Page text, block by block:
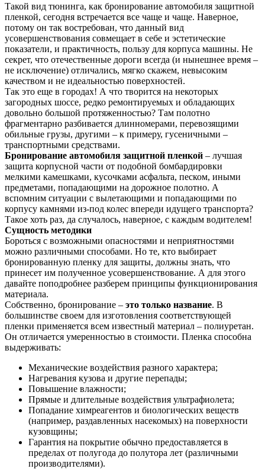
Такой вид тюнинга, как бронирование автомобиля защитной
пленкой, сегодня встречается все чаще и чаще. Наверное,
потому он так востребован, что данный вид
усовершенствования совмещает в себе и эстетические
показатели, и практичность, пользу для корпуса машины. Не
секрет, что отечественные дороги всегда (и нынешнее время –
не исключение) отличались, мягко скажем, невысоким
качеством и не идеальностью поверхностей.
Так это еще в городах! А что творится на некоторых
загородных шоссе, редко ремонтируемых и обладающих
довольно большой протяженностью? Там полотно
фрагментарно разбивается длинномерами, перевозящими
обильные грузы, другими – к примеру, гусеничными –
транспортными средствами.
Бронирование автомобиля защитной пленкой – лучшая
защита корпусной части от подобной бомбардировки
мелкими камешками, кусочками асфальта, песком, иными
предметами, попадающими на дорожное полотно. А
вспомним ситуации с вылетающими и попадающими по
корпусу камнями из-под колес впереди идущего транспорта?
Такое хоть раз, да случалось, наверное, с каждым водителем!
Сущность методики
Бороться с возможными опасностями и неприятностями
можно различными способами. Но те, кто выбирает
бронированную пленку для защиты, должны знать, что
принесет им полученное усовершенствование. А для этого
давайте поподробнее разберем принципы функционирования
материала.
Собственно, бронирование – это только название. В
большинстве своем для изготовления соответствующей
пленки применяется всем известный материал – полиуретан.
Он отличается умеренностью в стоимости. Пленка способна
выдерживать:
Механические воздействия разного характера;
Нагревания кузова и другие перепады;
Повышение влажности;
Прямые и длительные воздействия ультрафиолета;
Попадание химреагентов и биологических веществ
(например, раздавленных насекомых) на поверхности
кузовщины;
Гарантия на покрытие обычно предоставляется в
пределах от полугода до полутора лет (различными
производителями).